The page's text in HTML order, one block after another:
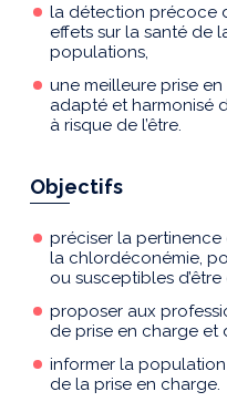
la détection précoce
effets sur la santé de
populations,
une meilleure prise
adapté et harmonisé
à risque de l’être.
Objectifs
préciser la
la chlordéconémie,
ou susceptibles
proposer aux
de prise en charge et
informer la
de la prise en charge.